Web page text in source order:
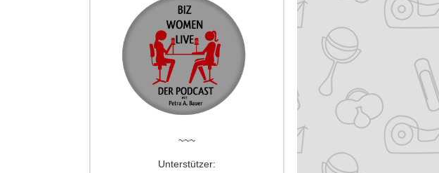
~~~
Unterstützer: